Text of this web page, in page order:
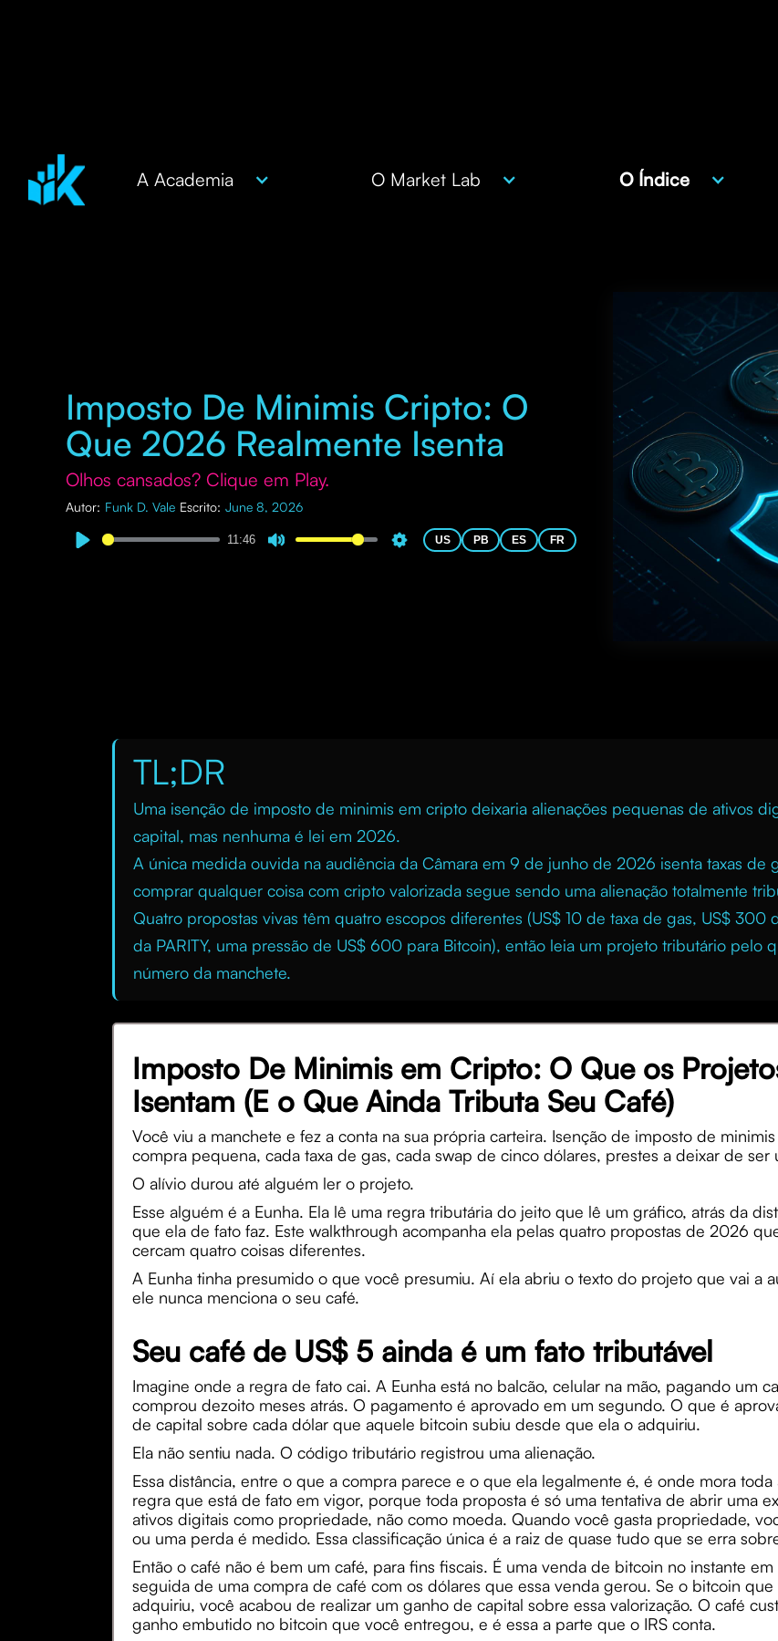
A Academia O Market Lab O Índice
Imposto De Minimis Cripto: O
Que 2026 Realmente Isenta
Olhos cansados? Clique em Play.
Autor: Funk D. Vale Escrito: June 8, 2026
11:46 US PB ES FR
TL;DR
Uma isenção de imposto de minimis em cripto deixaria alienações pequenas de ativos
capital, mas nenhuma é lei em 2026.
A única medida ouvida na audiência da Câmara em 9 de junho de 2026 isenta taxas de
comprar qualquer coisa com cripto valorizada segue sendo uma alienação totalmente
Quatro propostas vivas têm quatro escopos diferentes (US$ 10 de taxa de gas, US$
da PARITY, uma pressão de US$ 600 para Bitcoin), então leia um projeto tributário pelo
número da manchete.
Imposto De Minimis em Cripto: O Que os
Isentam (E o Que Ainda Tributa Seu Café)
Você viu a manchete e fez a conta na sua própria carteira. Isenção de imposto de
compra pequena, cada taxa de gas, cada swap de cinco dólares, prestes a deixar de ser
O alívio durou até alguém ler o projeto.
Esse alguém é a Eunha. Ela lê uma regra tributária do jeito que lê um gráfico, atrás da
que ela de fato faz. Este walkthrough acompanha ela pelas quatro propostas de 2026
cercam quatro coisas diferentes.
A Eunha tinha presumido o que você presumiu. Aí ela abriu o texto do projeto que vai a
ele nunca menciona o seu café.
Seu café de US$ 5 ainda é um fato tributável
Imagine onde a regra de fato cai. A Eunha está no balcão, celular na mão, pagando um
comprou dezoito meses atrás. O pagamento é aprovado em um segundo. O que é
de capital sobre cada dólar que aquele bitcoin subiu desde que ela o adquiriu.
Ela não sentiu nada. O código tributário registrou uma alienação.
Essa distância, entre o que a compra parece e o que ela legalmente é, é onde mora
regra que está de fato em vigor, porque toda proposta é só uma tentativa de abrir uma
ativos digitais como propriedade, não como moeda. Quando você gasta propriedade,
ou uma perda é medido. Essa classificação única é a raiz de quase tudo que se erra
Então o café não é bem um café, para fins fiscais. É uma venda de bitcoin no instante
seguida de uma compra de café com os dólares que essa venda gerou. Se o bitcoin
adquiriu, você acabou de realizar um ganho de capital sobre essa valorização. O café
ganho embutido no bitcoin que você entregou, e é essa a parte que o IRS conta.